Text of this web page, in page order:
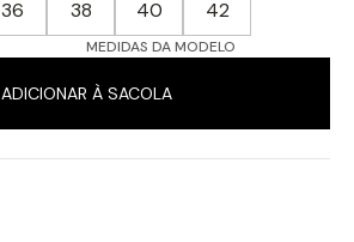
36 38 40 42
MEDIDAS DA MODELO
ADICIONAR À SACOLA